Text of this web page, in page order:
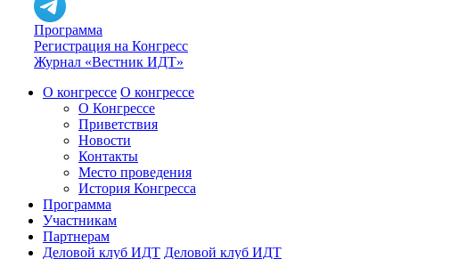
Программа
Регистрация на Конгресс
Журнал «Вестник ИДТ»
О конгрессе О конгрессе
О Конгрессе
Приветствия
Новости
Контакты
Место проведения
История Конгресса
Программа
Участникам
Партнерам
Деловой клуб ИДТ Деловой клуб ИДТ